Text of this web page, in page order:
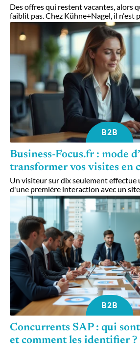
Des offres qui restent vacantes, alors
faiblit pas. Chez Kühne+Nagel, il n'est
B2B
Business-Focus.fr : mode
transformer vos visites en
Un visiteur sur dix seulement effectue
d'une première interaction avec un
B2B
Concurrents SAP : qui
et comment les identifier ?